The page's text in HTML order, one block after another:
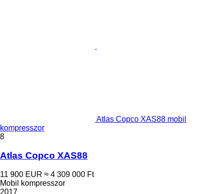
Atlas Copco XAS88 mobil
kompresszor
8
Atlas Copco XAS88
11 900 EUR ≈ 4 309 000 Ft
Mobil kompresszor
2017